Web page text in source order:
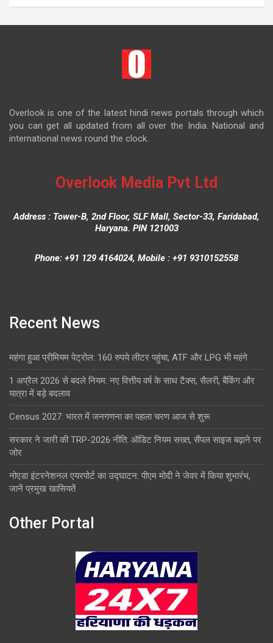
Overlook is one of the latest hindi news portals through which
you can get all updated from all over the India. National and
international news round the clock.
Overlook Media Pvt Ltd
Address : Tower-B, 2nd Floor, SLF Mall, Sector-33, Faridabad,
Haryana. PIN 121003
Phone: +91 129 4164024, Mobile : +91 9310152558
Recent News
महंगा हुआ प्रीमियम पेट्रोल: 160 रुपये लीटर पहुंचा, ATF और LPG भी महंगे
1 अप्रैल 2026 से बदले नियम: नए वित्तीय वर्ष के साथ टैक्स, सैलरी, बैंकिंग और
यात्रा में बड़े बदलाव
Census 2027: भारत में जनगणना का पहला चरण आज से शुरू
सरकार ने जारी की TRP-2026 नीति: ऑडिट नियम सख्त, सैंपल साइज बढ़ाने पर
जोर
नोएडा इंटरनेशनल एयरपोर्ट का उद्घाटन: पीएम मोदी ने जेवर में किया शुभारंभ,
जानें प्रमुख खासियतें
Other Portal